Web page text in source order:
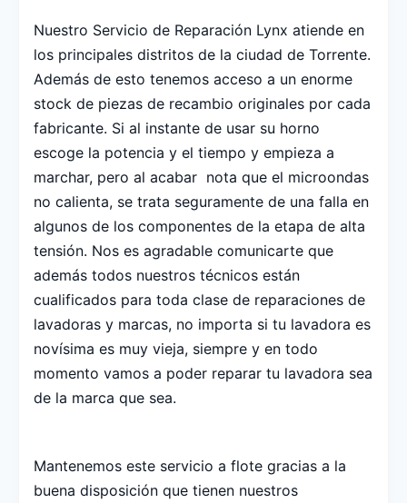
Nuestro Servicio de Reparación Lynx atiende en
los principales distritos de la ciudad de Torrente.
Además de esto tenemos acceso a un enorme
stock de piezas de recambio originales por cada
fabricante. Si al instante de usar su horno
escoge la potencia y el tiempo y empieza a
marchar, pero al acabar nota que el microondas
no calienta, se trata seguramente de una falla en
algunos de los componentes de la etapa de alta
tensión. Nos es agradable comunicarte que
además todos nuestros técnicos están
cualificados para toda clase de reparaciones de
lavadoras y marcas, no importa si tu lavadora es
novísima es muy vieja, siempre y en todo
momento vamos a poder reparar tu lavadora sea
de la marca que sea.
Mantenemos este servicio a flote gracias a la
buena disposición que tienen nuestros